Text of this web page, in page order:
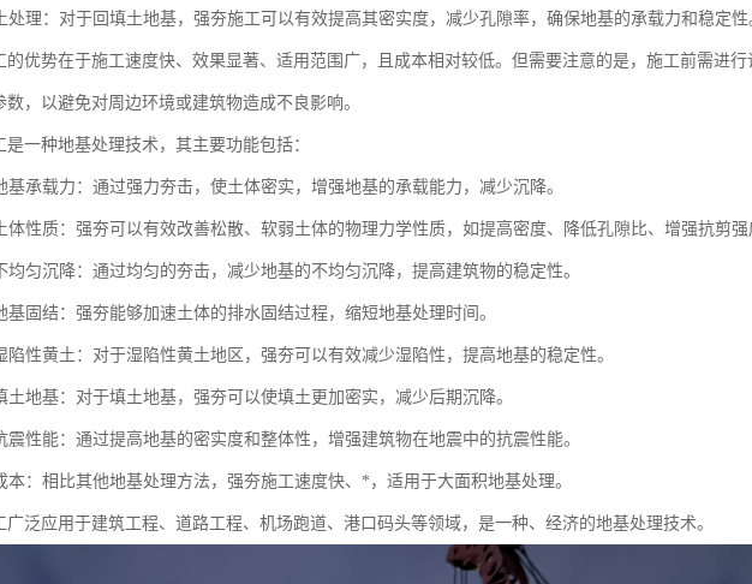
处理：对于回填土地基，强夯施工可以有效提高其密实度，减少孔隙率，确保地基的承载力和稳定性
的优势在于施工速度快、效果显著、适用范围广，且成本相对较低。但需要注意的是，施工前需进
数，以避免对周边环境或建筑物造成不良影响。
是一种地基处理技术，其主要功能包括：
基承载力：通过强力夯击，使土体密实，增强地基的承载能力，减少沉降。
体性质：强夯可以有效改善松散、软弱土体的物理力学性质，如提高密度、降低孔隙比、增强抗剪强
均匀沉降：通过均匀的夯击，减少地基的不均匀沉降，提高建筑物的稳定性。
基固结：强夯能够加速土体的排水固结过程，缩短地基处理时间。
陷性黄土：对于湿陷性黄土地区，强夯可以有效减少湿陷性，提高地基的稳定性。
土地基：对于填土地基，强夯可以使填土更加密实，减少后期沉降。
震性能：通过提高地基的密实度和整体性，增强建筑物在地震中的抗震性能。
本：相比其他地基处理方法，强夯施工速度快、*，适用于大面积地基处理。
广泛应用于建筑工程、道路工程、机场跑道、港口码头等领域，是一种、经济的地基处理技术。